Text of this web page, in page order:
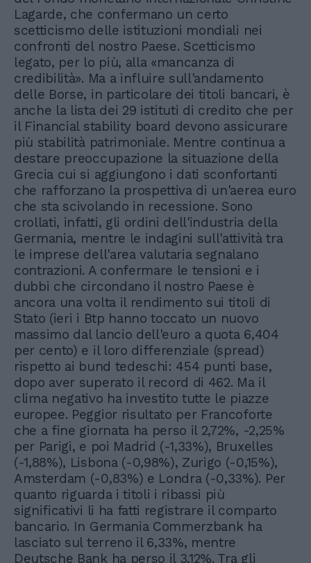
Lagarde, che confermano un certo
scetticismo delle istituzioni mondiali nei
confronti del nostro Paese. Scetticismo
legato, per lo più, alla «mancanza di
credibilità». Ma a influire sull'andamento
delle Borse, in particolare dei titoli bancari, è
anche la lista dei 29 istituti di credito che per
il Financial stability board devono assicurare
più stabilità patrimoniale. Mentre continua a
destare preoccupazione la situazione della
Grecia cui si aggiungono i dati sconfortanti
che rafforzano la prospettiva di un'aerea euro
che sta scivolando in recessione. Sono
crollati, infatti, gli ordini dell'industria della
Germania, mentre le indagini sull'attività tra
le imprese dell'area valutaria segnalano
contrazioni. A confermare le tensioni e i
dubbi che circondano il nostro Paese è
ancora una volta il rendimento sui titoli di
Stato (ieri i Btp hanno toccato un nuovo
massimo dal lancio dell'euro a quota 6,404
per cento) e il loro differenziale (spread)
rispetto ai bund tedeschi: 454 punti base,
dopo aver superato il record di 462. Ma il
clima negativo ha investito tutte le piazze
europee. Peggior risultato per Francoforte
che a fine giornata ha perso il 2,72%, -2,25%
per Parigi, e poi Madrid (-1,33%), Bruxelles
(-1,88%), Lisbona (-0,98%), Zurigo (-0,15%),
Amsterdam (-0,83%) e Londra (-0,33%). Per
quanto riguarda i titoli i ribassi più
significativi li ha fatti registrare il comparto
bancario. In Germania Commerzbank ha
lasciato sul terreno il 6,33%, mentre
Deutsche Bank ha perso il 3,12%. Tra gli